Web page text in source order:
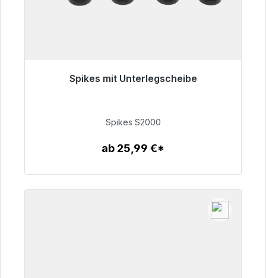
Spikes mit Unterlegscheibe
51,49 €
Spikes S2000
ab 25,99 €*